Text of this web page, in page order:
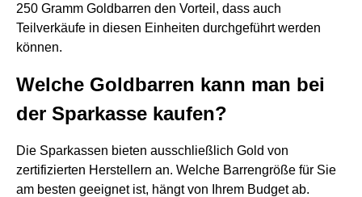
250 Gramm Goldbarren den Vorteil, dass auch
Teilverkäufe in diesen Einheiten durchgeführt werden
können.
Welche Goldbarren kann man bei
der Sparkasse kaufen?
Die Sparkassen bieten ausschließlich Gold von
zertifizierten Herstellern an. Welche Barrengröße für Sie
am besten geeignet ist, hängt von Ihrem Budget ab.